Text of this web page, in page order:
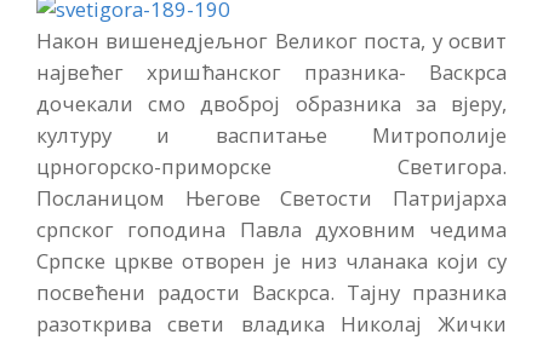
Након вишенедјељног Великог поста, у освит
највећег хришћанског празника- Васкрса
дочекали смо двоброј образника за вјеру,
културу и васпитање Митрополије
црногорско-приморске Светигора.
Посланицом Његове Светости Патријарха
српског гоподина Павла духовним чедима
Српске цркве отворен је низ чланака који су
посвећени радости Васкрса. Тајну празника
разоткрива свети владика Николај Жички